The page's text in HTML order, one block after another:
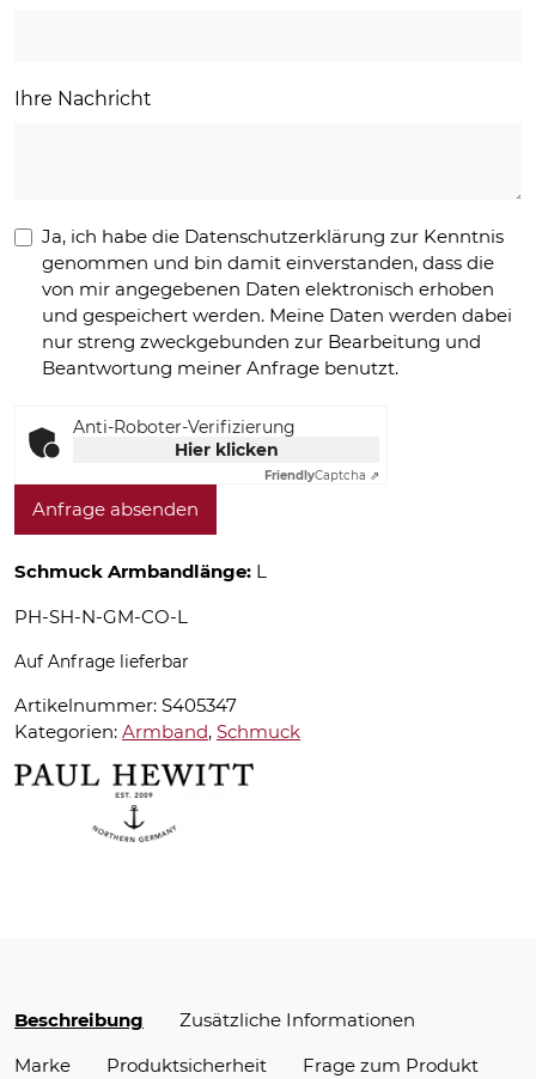
Ihre Nachricht
Ja, ich habe die Datenschutzerklärung zur Kenntnis
genommen und bin damit einverstanden, dass die
von mir angegebenen Daten elektronisch erhoben
und gespeichert werden. Meine Daten werden dabei
nur streng zweckgebunden zur Bearbeitung und
Beantwortung meiner Anfrage benutzt.
Anti-Roboter-Verifizierung
Hier klicken
FriendlyCaptcha ⇗
Anfrage absenden
Schmuck Armbandlänge: L
PH-SH-N-GM-CO-L
Auf Anfrage lieferbar
Artikelnummer: S405347
Kategorien: Armband, Schmuck
Beschreibung
Zusätzliche Informationen
Marke
Produktsicherheit Frage zum Produkt